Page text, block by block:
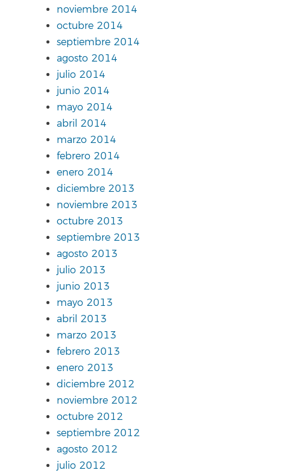
noviembre 2014
octubre 2014
septiembre 2014
agosto 2014
julio 2014
junio 2014
mayo 2014
abril 2014
marzo 2014
febrero 2014
enero 2014
diciembre 2013
noviembre 2013
octubre 2013
septiembre 2013
agosto 2013
julio 2013
junio 2013
mayo 2013
abril 2013
marzo 2013
febrero 2013
enero 2013
diciembre 2012
noviembre 2012
octubre 2012
septiembre 2012
agosto 2012
julio 2012